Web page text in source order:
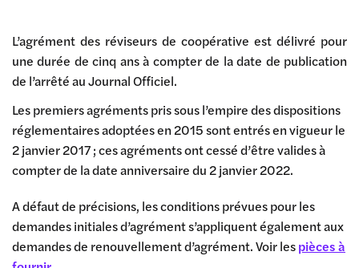
L’agrément des réviseurs de coopérative est délivré pour
une durée de cinq ans à compter de la date de publication
de l’arrêté au Journal Officiel.
Les premiers agréments pris sous l’empire des dispositions
réglementaires adoptées en 2015 sont entrés en vigueur le
2 janvier 2017 ; ces agréments ont cessé d’être valides à
compter de la date anniversaire du 2 janvier 2022.
A défaut de précisions, les conditions prévues pour les
demandes initiales d’agrément s’appliquent également aux
demandes de renouvellement d’agrément. Voir lespièces à